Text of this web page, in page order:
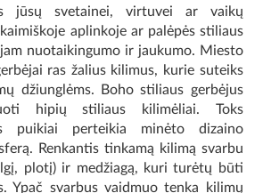
jūsų svetainei, virtuvei ar vaikų
aplinkoje ar palėpės stiliaus
nuotaikingumo ir jaukumo. Miesto
ras žalius kilimus, kurie suteiks
džiunglėms. Boho stiliaus gerbėjus
hipių stiliaus kilimėliai. Toks
puikiai perteikia minėto dizaino
Renkantis tinkamą kilimą svarbu
plotį) ir medžiagą, kuri turėtų būti
Ypač svarbus vaidmuo tenka kilimų